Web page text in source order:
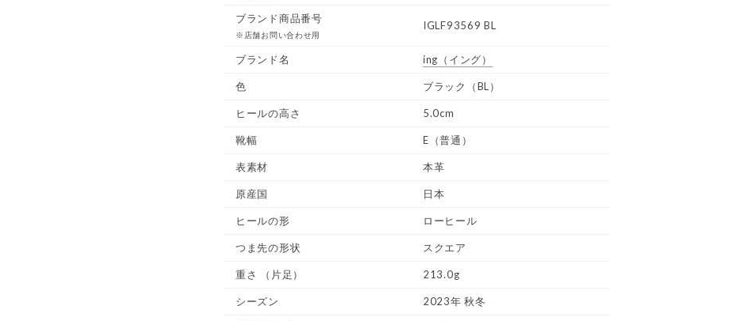
ブランド商品番号
※店舗お問い合わせ用
IGLF93569 BL
ブランド名 ing （イング）
色 ブラック（BL）
ヒールの高さ 5.0cm
靴幅 E（普通）
表素材 本革
原産国 日本
ヒールの形 ローヒール
つま先の形状 スクエア
重さ （片足） 213.0g
シーズン 2023年 秋冬